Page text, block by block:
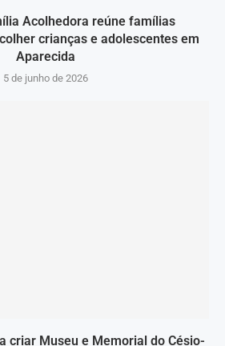
Acolhedora reúne famílias
crianças e adolescentes em
Aparecida
5 de junho de 2026
criar Museu e Memorial do Césio-